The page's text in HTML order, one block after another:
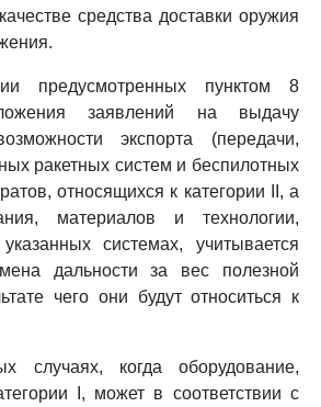
средства доставки оружия
предусмотренных пунктом 8
заявлений на выдачу
экспорта (передачи,
ракетных систем и беспилотных
относящихся к категории II, а
материалов и технологии,
системах, учитывается
дальности за вес полезной
чего они будут относиться к
случаях, когда оборудование,
I, может в соответствии с